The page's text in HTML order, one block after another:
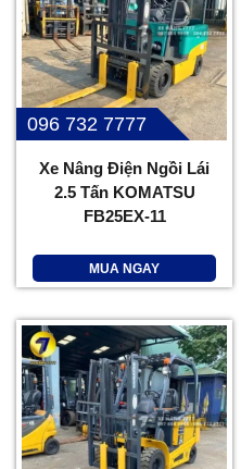
096 732 7777
Xe Nâng Điện Ngồi Lái
2.5 Tấn KOMATSU
FB25EX-11
MUA NGAY